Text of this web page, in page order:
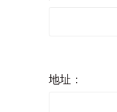
地址：